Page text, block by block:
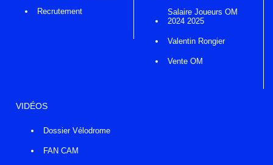
Recrutement
Salaire Joueurs OM
2024 2025
Valentin Rongier
Vente OM
VIDÉOS
Dossier Vélodrome
FAN CAM